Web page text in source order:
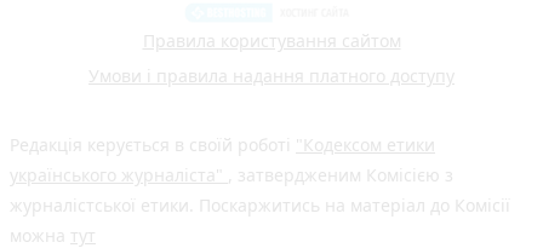
Правила користування сайтом
Умови і правила надання платного доступу
Редакція керується в своїй роботі "Кодексом етики
українського журналіста"
, затвердженим Комісією з
журналістської етики. Поскаржитись на матеріал до Комісії
можна тут